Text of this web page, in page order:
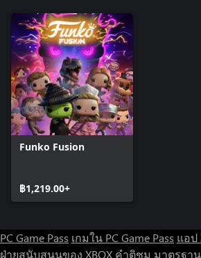
Funko Fusion
฿1,219.00+
PC Game Pass เกมใน PC Game Pass แอป
ฝ่ายสนับสนุนของ XBOX คำติชม มาตรฐา